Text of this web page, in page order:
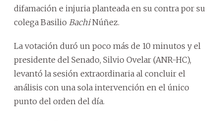
difamación e injuria planteada en su contra por su
colega Basilio BachiNúñez.
La votación duró un poco más de 10 minutos y el
presidente del Senado, Silvio Ovelar (ANR-HC),
levantó la sesión extraordinaria al concluir el
análisis con una sola intervención en el único
punto del orden del día.